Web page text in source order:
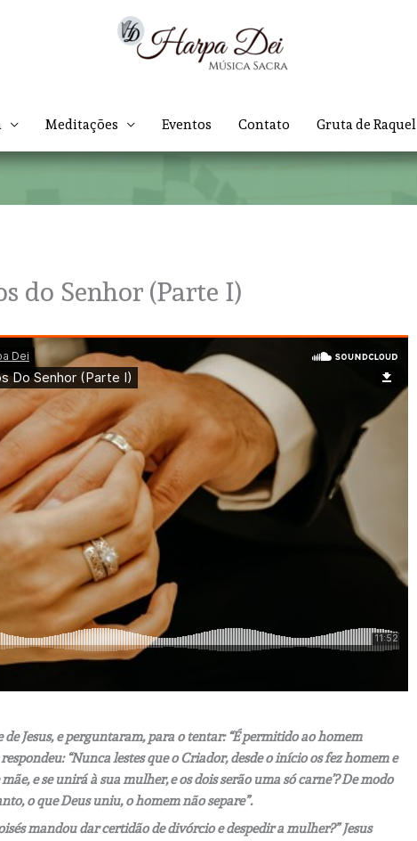
Meditações Eventos Contato Gruta de Raquel
do Senhor (Parte I)
Jesus, e perguntaram, para o tentar: “É permitido ao homem
“Nunca lestes que o Criador, desde o início os fez homem e
e se unirá à sua mulher, e os dois serão uma só carne’? De modo
o que Deus uniu, o homem não separe”.
mandou dar certidão de divórcio e despedir a mulher?” Jesus